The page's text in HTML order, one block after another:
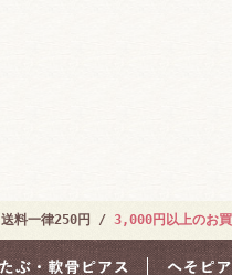
送料一律250円 / 3,000円以上のお